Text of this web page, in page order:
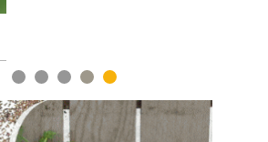
1 2 3 4 5